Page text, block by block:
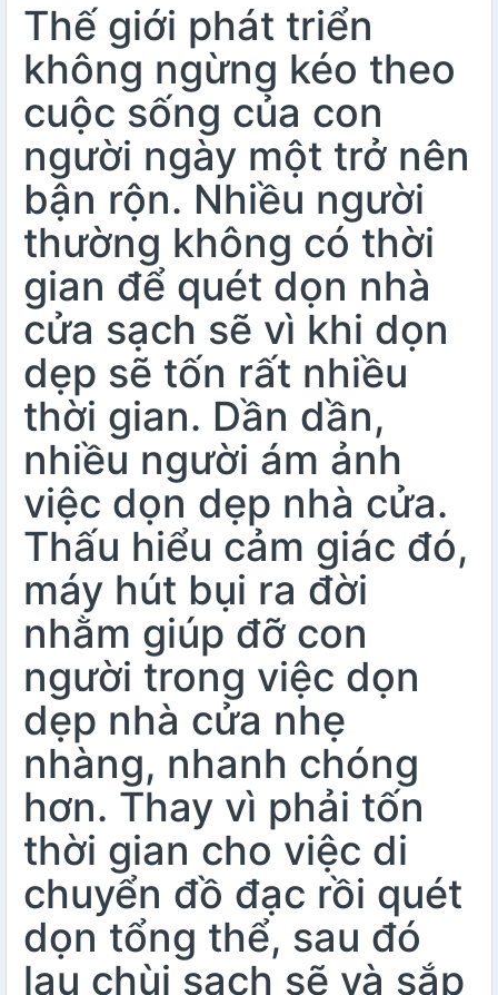
Thế giới phát triển
không ngừng kéo theo
cuộc sống của con
người ngày một trở nên
bận rộn. Nhiều người
thường không có thời
gian để quét dọn nhà
cửa sạch sẽ vì khi dọn
dẹp sẽ tốn rất nhiều
thời gian. Dần dần,
nhiều người ám ảnh
việc dọn dẹp nhà cửa.
Thấu hiểu cảm giác đó,
máy hút bụi ra đời
nhằm giúp đỡ con
người trong việc dọn
dẹp nhà cửa nhẹ
nhàng, nhanh chóng
hơn. Thay vì phải tốn
thời gian cho việc di
chuyển đồ đạc rồi quét
dọn tổng thể, sau đó
lau chùi sạch sẽ và sắp